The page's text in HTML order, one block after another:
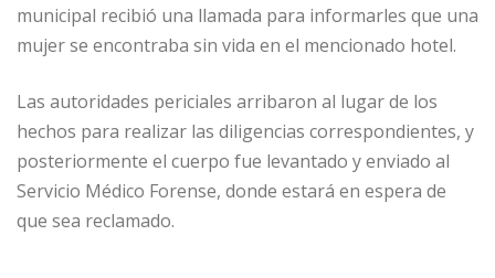
municipal recibió una llamada para informarles que una
mujer se encontraba sin vida en el mencionado hotel.
Las autoridades periciales arribaron al lugar de los
hechos para realizar las diligencias correspondientes, y
posteriormente el cuerpo fue levantado y enviado al
Servicio Médico Forense, donde estará en espera de
que sea reclamado.